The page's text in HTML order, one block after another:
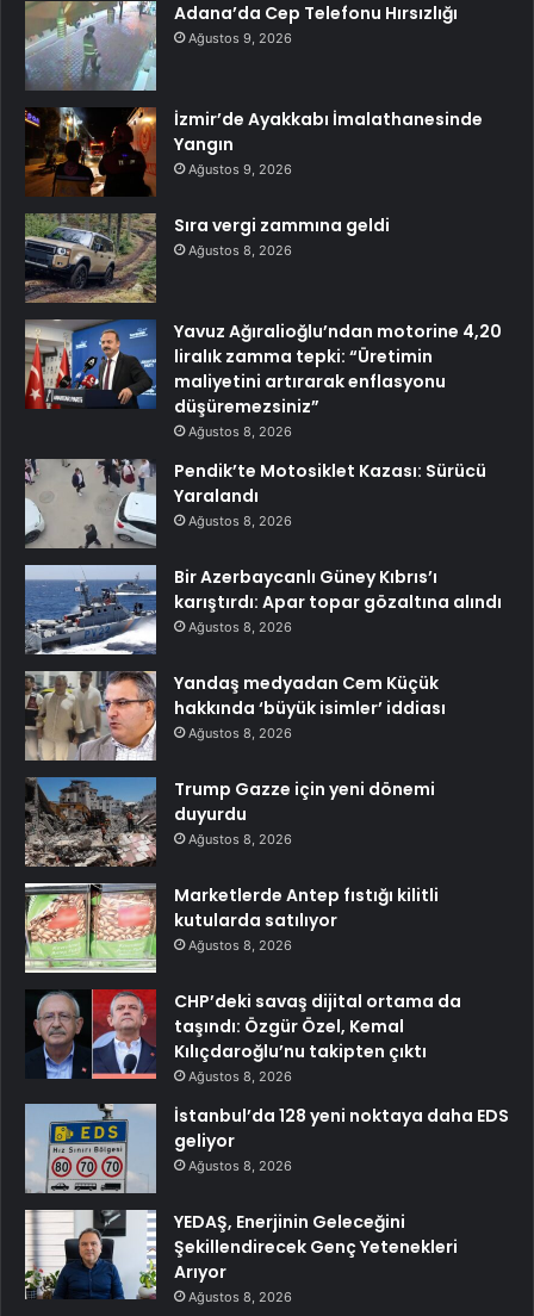
Adana’da Cep Telefonu Hırsızlığı
Ağustos 9, 2026
İzmir’de Ayakkabı İmalathanesinde
Yangın
Ağustos 9, 2026
Sıra vergi zammına geldi
Ağustos 8, 2026
Yavuz Ağıralioğlu’ndan motorine 4,20
liralık zamma tepki: “Üretimin
maliyetini artırarak enflasyonu
düşüremezsiniz”
Ağustos 8, 2026
Pendik’te Motosiklet Kazası: Sürücü
Yaralandı
Ağustos 8, 2026
Bir Azerbaycanlı Güney Kıbrıs’ı
karıştırdı: Apar topar gözaltına alındı
Ağustos 8, 2026
Yandaş medyadan Cem Küçük
hakkında ‘büyük isimler’ iddiası
Ağustos 8, 2026
Trump Gazze için yeni dönemi
duyurdu
Ağustos 8, 2026
Marketlerde Antep fıstığı kilitli
kutularda satılıyor
Ağustos 8, 2026
CHP’deki savaş dijital ortama da
taşındı: Özgür Özel, Kemal
Kılıçdaroğlu’nu takipten çıktı
Ağustos 8, 2026
İstanbul’da 128 yeni noktaya daha EDS
geliyor
Ağustos 8, 2026
YEDAŞ, Enerjinin Geleceğini
Şekillendirecek Genç Yetenekleri
Arıyor
Ağustos 8, 2026